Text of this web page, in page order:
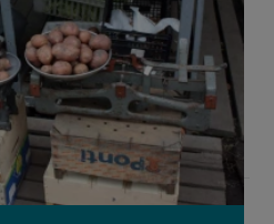
leven niet raakt, spreekt
taal. Officiële Russische